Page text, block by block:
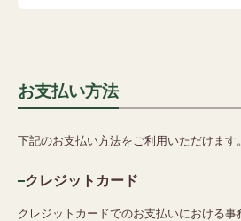
お支払い方法
下記のお支払い方法をご利用いただけます。
クレジットカード
クレジットカードでのお支払いにおける事